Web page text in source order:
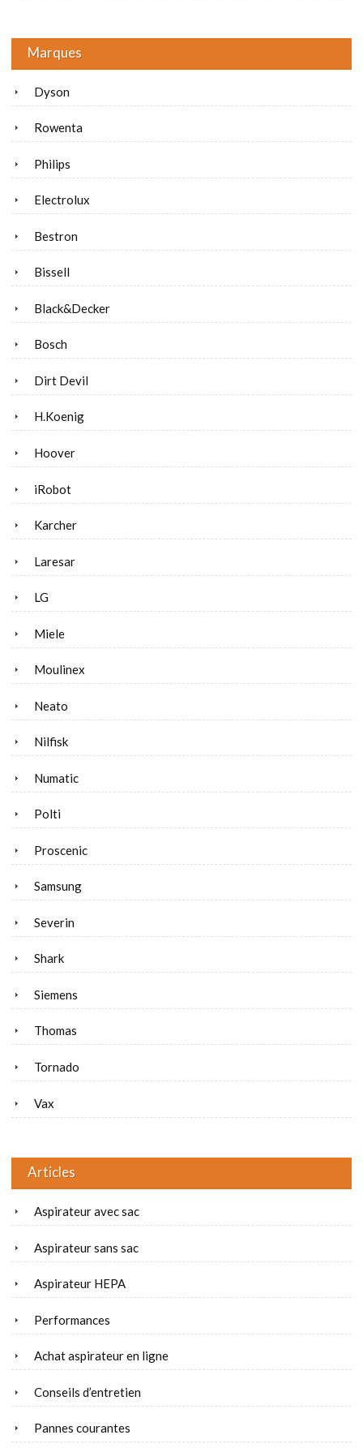
Marques
Dyson
Rowenta
Philips
Electrolux
Bestron
Bissell
Black&Decker
Bosch
Dirt Devil
H.Koenig
Hoover
iRobot
Karcher
Laresar
LG
Miele
Moulinex
Neato
Nilfisk
Numatic
Polti
Proscenic
Samsung
Severin
Shark
Siemens
Thomas
Tornado
Vax
Articles
Aspirateur avec sac
Aspirateur sans sac
Aspirateur HEPA
Performances
Achat aspirateur en ligne
Conseils d’entretien
Pannes courantes